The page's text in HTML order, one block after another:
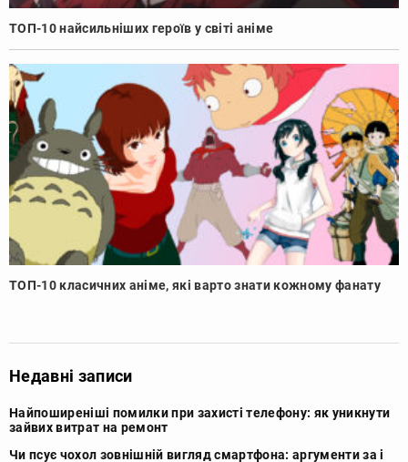
ТОП-10 найсильніших героїв у світі аніме
ТОП-10 класичних аніме, які варто знати кожному фанату
Недавні записи
Найпоширеніші помилки при захисті телефону: як уникнути
зайвих витрат на ремонт
Чи псує чохол зовнішній вигляд смартфона: аргументи за і